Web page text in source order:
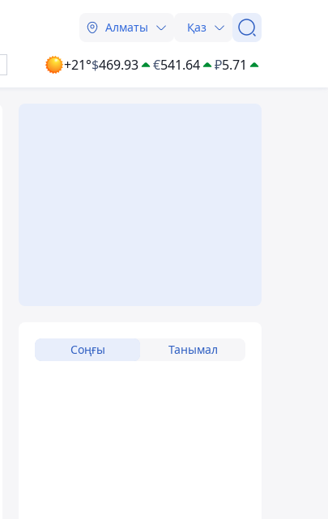
Алматы Қаз
+21°$469.93 €541.64 ₽5.71
Соңғы Танымал